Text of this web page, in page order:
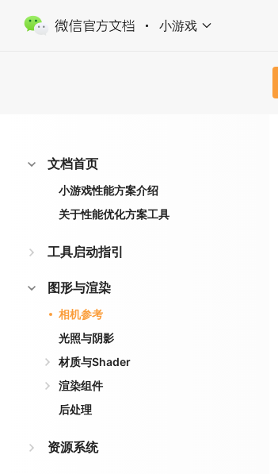
小游戏
文档首页
小游戏性能方案介绍
关于性能优化方案工具
工具启动指引
图形与渲染
相机参考
光照与阴影
材质与Shader
渲染组件
后处理
资源系统